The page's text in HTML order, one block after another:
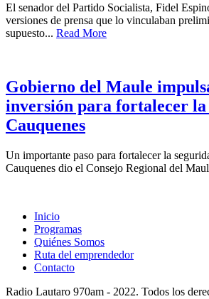
El senador del Partido Socialista, Fidel
versiones de prensa que lo vinculaban
supuesto... Read More
Gobierno del Maule
inversión para fortalecer la
Cauquenes
Un importante paso para fortalecer la
Cauquenes dio el Consejo Regional del
Inicio
Programas
Quiénes Somos
Ruta del emprendedor
Contacto
Radio Lautaro 970am - 2022. Todos los